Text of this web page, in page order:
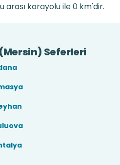
arası karayolu ile 0 km'dir.
Seferleri